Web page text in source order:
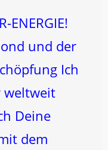
ENERGIE!
und der
Ich
weltweit
Deine
dem